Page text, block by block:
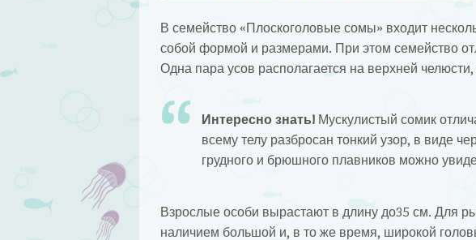
В семейство «Плоскоголовые сомы» входит
собой формой и размерами. При этом семейство
Одна пара усов располагается на верхней
Интересно знать!Мускулистый сомик
всему телу разбросан тонкий узор, в виде
грудного и брюшного плавников можно
Взрослые особи вырастают в длину до35 см. Для
наличием большой и, в то же время, широкой